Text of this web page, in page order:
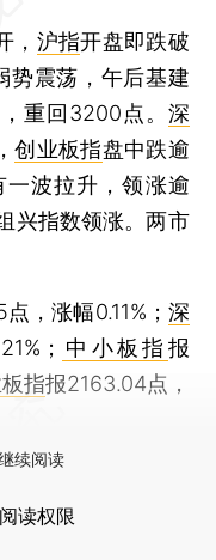
沪指开盘即跌破
势震荡，午后基建
重回3200点。 深
创业板指盘中跌逾
一波拉升，领涨逾
兴指数领涨。两市
，涨幅0.11%； 深
； 中小板指 报
指报2163.04点，
续阅读
读权限